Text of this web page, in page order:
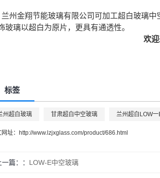
兰州金翔节能玻璃有限公司可加工超白玻璃
玻璃以超白为原片，更具有通透性。
欢
标签
州超白玻璃 甘肃超白中空玻璃 兰州超白LOW
址： http://www.lzjxglass.com/product/686.html
篇： LOW-E中空玻璃